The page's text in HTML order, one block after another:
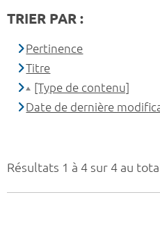
Résultats 1 à 4 sur 4 au
TRIER PAR :
Pertinence
Titre
[Type de contenu]
Date de dernière